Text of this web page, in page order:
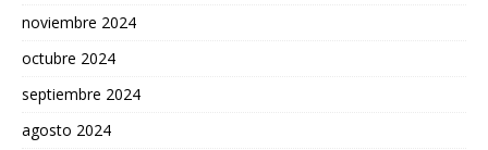
noviembre 2024
octubre 2024
septiembre 2024
agosto 2024